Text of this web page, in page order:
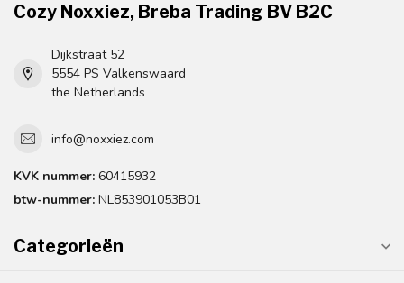
Cozy Noxxiez, Breba Trading BV B2C
Dijkstraat 52
5554 PS Valkenswaard
the Netherlands
info@noxxiez.com
KVK nummer: 60415932
btw-nummer: NL853901053B01
Categorieën